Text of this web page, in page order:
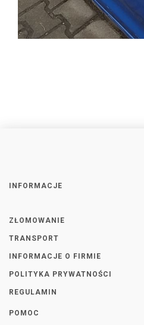
INFORMACJE
ZŁOMOWANIE
TRANSPORT
INFORMACJE O FIRMIE
POLITYKA PRYWATNOŚCI
REGULAMIN
POMOC